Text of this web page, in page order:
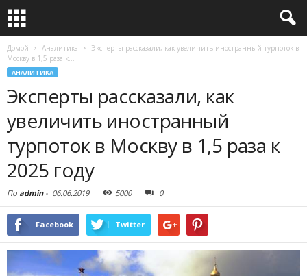
Домой Аналитика
Эксперты рассказали, как увеличить иностранный турпоток в
Москву в 1,5 раза к...
АНАЛИТИКА
Эксперты рассказали, как
увеличить иностранный
турпоток в Москву в 1,5 раза к
2025 году
По admin- 06.06.2019 5000 0
Facebook Twitter